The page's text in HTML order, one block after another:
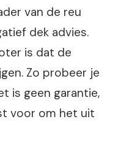
van de reu
dek advies.
is dat de
Zo probeer je
is geen garantie,
voor om het uit